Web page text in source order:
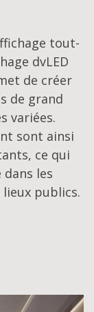
tout-
dvLED
de créer
de grand
variées.
sont ainsi
ce qui
les
publics.